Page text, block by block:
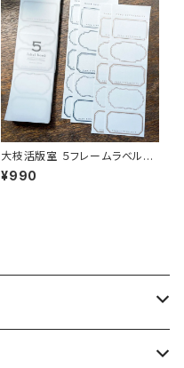
大枝活版室 ５フレームラベルブ
ック ブロンズ＆ダークブルーL
B010
¥990